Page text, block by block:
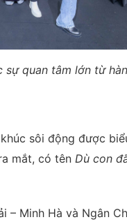
quan tâm lớn từ
sôi động được
mắt, có tên Dù con
– Minh Hà và Ngân